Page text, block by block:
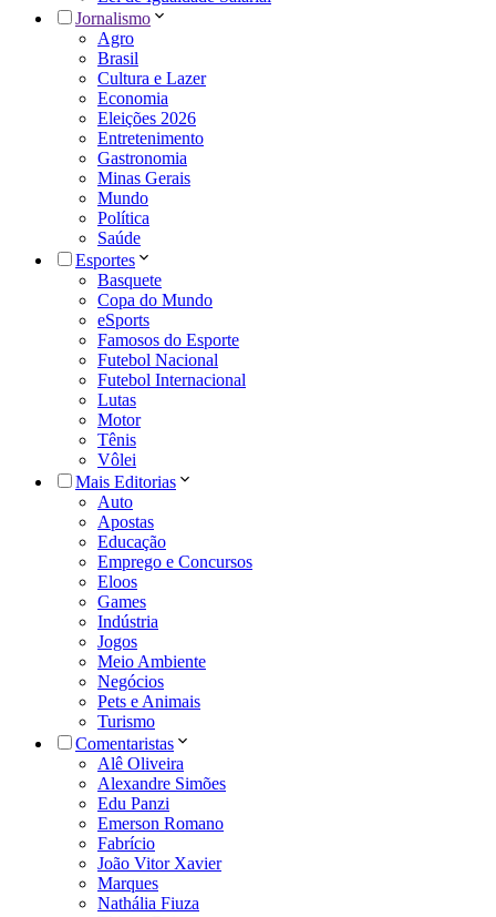
Jornalismo
Agro
Brasil
Cultura e Lazer
Economia
Eleições 2026
Entretenimento
Gastronomia
Minas Gerais
Mundo
Política
Saúde
Esportes
Basquete
Copa do Mundo
eSports
Famosos do Esporte
Futebol Nacional
Futebol Internacional
Lutas
Motor
Tênis
Vôlei
Mais Editorias
Auto
Apostas
Educação
Emprego e Concursos
Eloos
Games
Indústria
Jogos
Meio Ambiente
Negócios
Pets e Animais
Turismo
Comentaristas
Alê Oliveira
Alexandre Simões
Edu Panzi
Emerson Romano
Fabrício
João Vitor Xavier
Marques
Nathália Fiuza